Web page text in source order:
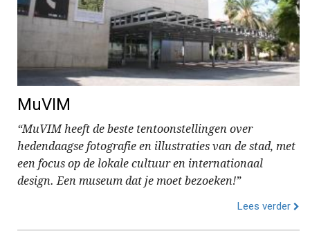
MuVIM
“MuVIM heeft de beste tentoonstellingen over
hedendaagse fotografie en illustraties van de stad, met
een focus op de lokale cultuur en internationaal
design. Een museum dat je moet bezoeken!”
Lees verder